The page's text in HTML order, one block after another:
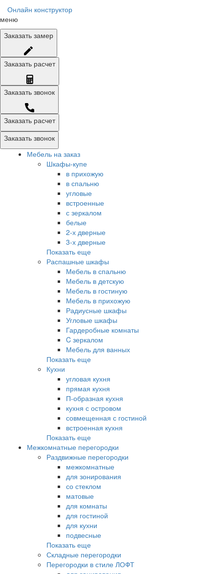
Онлайн конструктор
меню
Заказать замер
Заказать расчет
Заказать звонок
Заказать расчет
Заказать звонок
Мебель на заказ
Шкафы-купе
в прихожую
в спальню
угловые
встроенные
с зеркалом
белые
2-х дверные
3-х дверные
Показать еще
Распашные шкафы
Мебель в спальню
Мебель в детскую
Мебель в гостиную
Мебель в прихожую
Радиусные шкафы
Угловые шкафы
Гардеробные комнаты
C зеркалом
Мебель для ванных
Показать еще
Кухни
угловая кухня
прямая кухня
П-образная кухня
кухня с островом
совмещенная с гостиной
встроенная кухня
Показать еще
Межкомнатные перегородки
Раздвижные перегородки
межкомнатные
для зонирования
со стеклом
матовые
для комнаты
для гостиной
для кухни
подвесные
Показать еще
Складные перегородки
Перегородки в стиле ЛОФТ